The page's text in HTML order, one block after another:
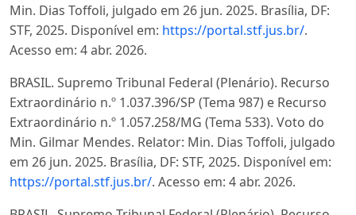
Min. Dias Toffoli, julgado em 26 jun. 2025. Brasília, DF:
STF, 2025. Disponível em: https://portal.stf.jus.br/.
Acesso em: 4 abr. 2026.
BRASIL. Supremo Tribunal Federal (Plenário). Recurso
Extraordinário n.º 1.037.396/SP (Tema 987) e Recurso
Extraordinário n.º 1.057.258/MG (Tema 533). Voto do
Min. Gilmar Mendes. Relator: Min. Dias Toffoli, julgado
em 26 jun. 2025. Brasília, DF: STF, 2025. Disponível em:
https://portal.stf.jus.br/. Acesso em: 4 abr. 2026.